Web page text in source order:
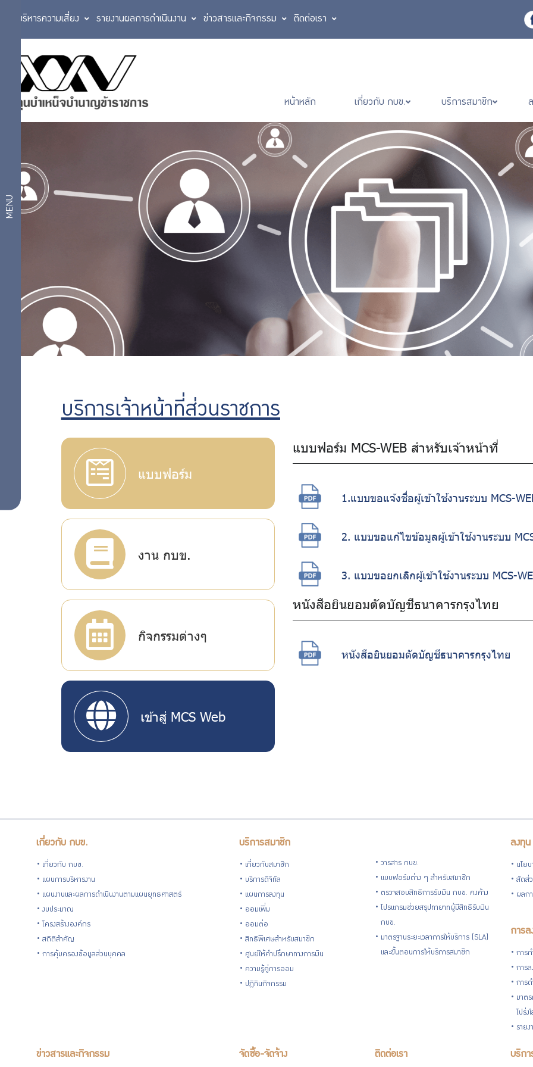
การบริหารความเสี่ยง รายงานผลการดำเนินงาน ข่าวสารและกิจกรรม ติดต่อเรา
หน้าหลัก เกี่ยวกับ กบข. บริการสมาชิก
MENU
Web
กิจกรรม
บริการเจ้าหน้าที่ส่วนราชการ
แบบฟอร์ม
งาน กบข.
กิจกรรมต่างๆ
เข้าสู่ MCS Web
แบบฟอร์ม MCS-WEB สำหรับเจ้าหน้าที่
1.แบบขอแจ้งชื่อผู้เข้าใช้งานระบบ MCS-
2. แบบขอแก้ไขข้อมูลผู้เข้าใช้งานระบบ
3. แบบขอยกเลิกผู้เข้าใช้งานระบบ MCS-
หนังสือยินยอมตัดบัญชีธนาคารกรุงไทย
หนังสือยินยอมตัดบัญชีธนาคารกรุงไทย
เกี่ยวกับ กบข.
เกี่ยวกับ กบข.
แผนการบริหารงาน
แผนงานและผลการดำเนินงานตามแผนยุทธศาสตร์
งบประมาณ
โครงสร้างองค์กร
สถิติสำคัญ
การคุ้มครองข้อมูลส่วนบุคคล
บริการสมาชิก
เกี่ยวกับสมาชิก
บริการดิจิทัล
แผนการลงทุน
ออมเพิ่ม
ออมต่อ
สิทธิพิเศษสำหรับสมาชิก
ศูนย์ให้คำปรึกษาทางการเงิน
ความรู้คู่การออม
ปฏิทินกิจกรรม
วารสาร กบข.
แบบฟอร์มต่าง ๆ สำหรับสมาชิก
ตรวจสอบสิทธิการรับเงิน กบข. คงค้าง
โปรแกรมช่วยสรุปทายาทผู้มีสิทธิรับเงิน
กบข.
มาตรฐานระยะเวลาการให้บริการ (SLA)
และขั้นตอนการให้บริการสมาชิก
ลงทุน
นโยบ
สัดส่
ผลกา
การล
การ
การ
การด
มาต
โปร่ง
รายง
ข่าวสารและกิจกรรม จัดซื้อ-จัดจ้าง ติดต่อเรา บริกา